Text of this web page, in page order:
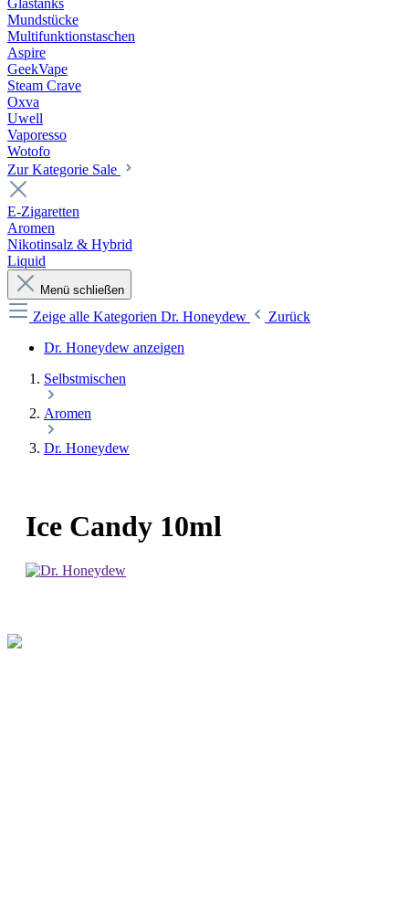
Glastanks
Mundstücke
Multifunktionstaschen
Aspire
GeekVape
Steam Crave
Oxva
Uwell
Vaporesso
Wotofo
Zur Kategorie Sale
E-Zigaretten
Aromen
Nikotinsalz & Hybrid
Liquid
Menü schließen
Zeige alle Kategorien Dr. Honeydew
Zurück
Dr. Honeydew anzeigen
Selbstmischen
Aromen
Dr. Honeydew
Ice Candy 10ml